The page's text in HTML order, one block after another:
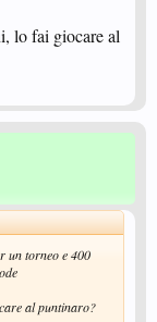
lo fai giocare al
un torneo e 400
al puntinaro?